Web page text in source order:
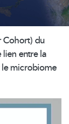
Cohort) du
entre la
microbiome